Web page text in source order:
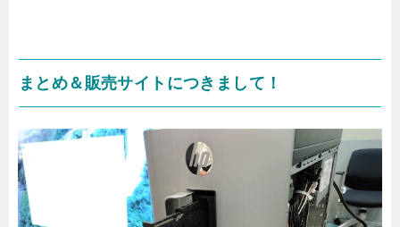
まとめ＆販売サイトにつきまして！